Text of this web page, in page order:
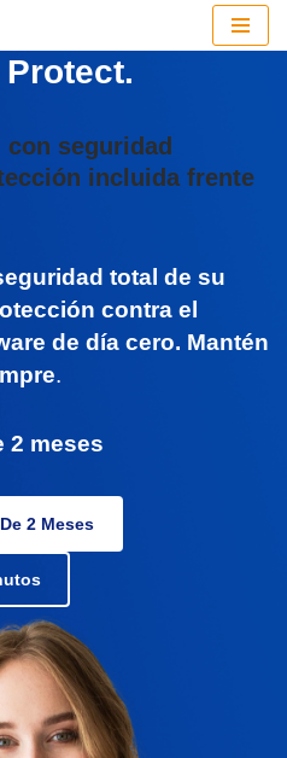
seguridad
incluida frente
total de su
contra el
de día cero. Mantén
.
2 meses
2 Meses